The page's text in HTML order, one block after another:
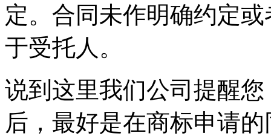
定。合同未作明确约定
于受托人。
说到这里我们公司提醒
后，最好是在商标申请